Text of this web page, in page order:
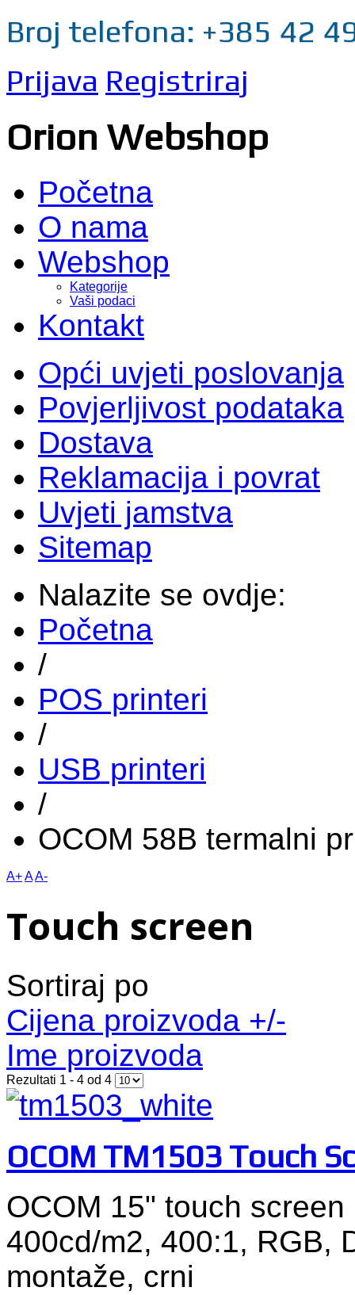
Broj telefona: +385 42
Prijava Registriraj
Orion Webshop
Početna
O nama
Webshop
Kategorije
Vaši podaci
Kontakt
Opći uvjeti poslovanja
Povjerljivost podataka
Dostava
Reklamacija i povrat
Uvjeti jamstva
Sitemap
Nalazite se ovdje:
Početna
/
POS printeri
/
USB printeri
/
OCOM 58B termalni
A+AA-
Touch screen
Sortiraj po
Cijena proizvoda +/-
Ime proizvoda
Rezultati 1 - 4 od 4
OCOM TM1503 Touch
OCOM 15" touch
400cd/m2, 400:1, RGB,
montaže, crni